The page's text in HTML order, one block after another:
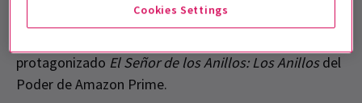
Romeo and Julietpara la Royal Shakespeare
protagonizado El Señor de los Anillos: Los Anillosdel
Poder de Amazon Prime.
Cookies Settings